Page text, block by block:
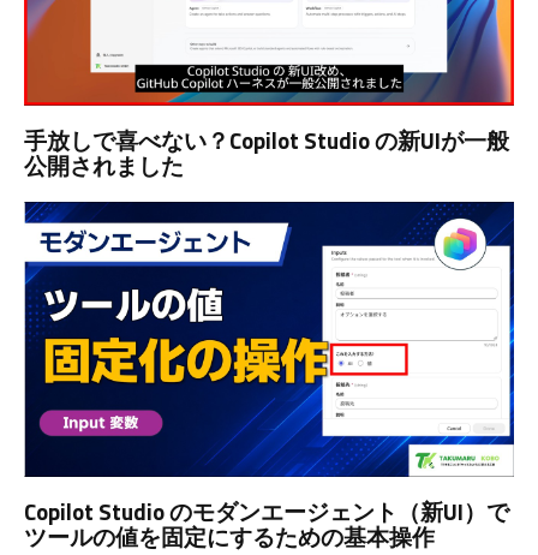
手放しで喜べない？Copilot Studio の新UIが一般
公開されました
Copilot Studio のモダンエージェント（新UI）で
ツールの値を固定にするための基本操作